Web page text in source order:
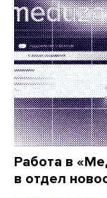
Работа в
в отдел